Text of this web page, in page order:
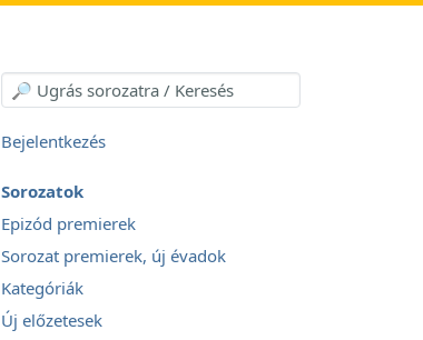
Bejelentkezés
Sorozatok
Epizód premierek
Sorozat premierek, új évadok
Kategóriák
Új előzetesek